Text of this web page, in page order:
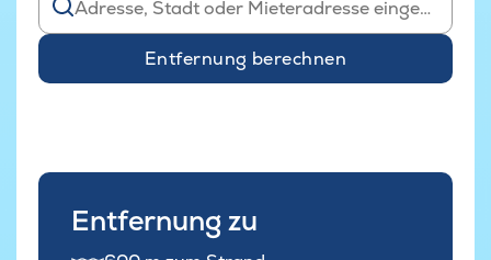
Entfernung berechnen
Entfernung zu